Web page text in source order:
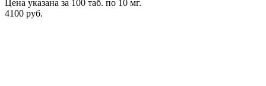
Цена указана за 100 таб. по 10 мг.
4100 руб.